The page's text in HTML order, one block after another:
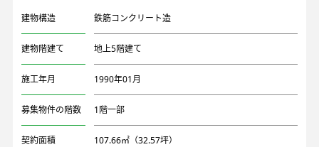
建物構造 鉄筋コンクリート造
建物階建て 地上5階建て
施工年月 1990年01月
募集物件の階数 1階一部
契約面積 107.66㎡（32.57坪）